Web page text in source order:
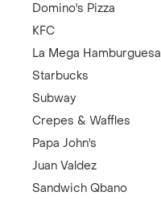
Domino's Pizza
KFC
La Mega Hamburguesa
Starbucks
Subway
Crepes & Waffles
Papa John's
Juan Valdez
Sandwich Qbano